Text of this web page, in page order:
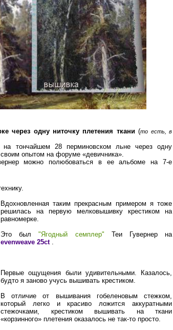
через одну ниточку плетения ткани(то есть, в
на тончайшем 28 перминовском льне через одну
опытом на форуме «девичника».
можно полюбоваться в ее альбоме на 7-е
Вдохновленная таким прекрасным примером я тоже
решилась на первую мелковышивку крестиком на
равномерке.
Это был"Ягодный семплер" Теи Гувернер на
evenweave 25ct.
Первые ощущения были удивительными. Казалось,
будто я заново учусь вышивать крестиком.
В отличие от вышивания гобеленовым стежком,
который легко и красиво ложится аккуратными
стежочками, крестиком вышивать на ткани
«корзинного» плетения оказалось не так-то просто.